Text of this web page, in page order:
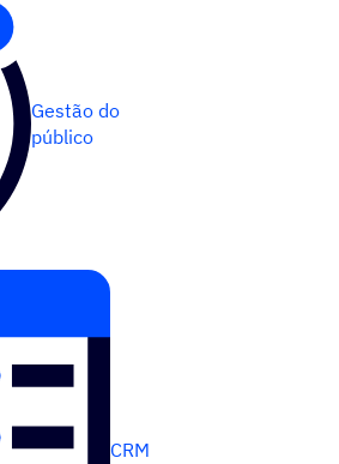
Gestão do
público
CRM